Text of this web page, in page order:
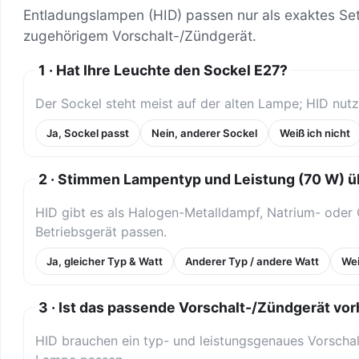
Entladungslampen (HID) passen nur als exaktes
zugehörigem Vorschalt-/Zündgerät.
1 · Hat Ihre Leuchte den Sockel E27?
Der Sockel steht meist auf der alten Lampe; HID
Ja, Sockel passt Nein, anderer Sockel Weiß ich nicht
2 · Stimmen Lampentyp und Leistung (70 W)
HID gibt es als Halogen-Metalldampf, Natrium-
Betriebsgerät passen.
Ja, gleicher Typ & Watt Anderer Typ / andere Watt
3 · Ist das passende Vorschalt-/Zündgerät
HID brauchen ein typ- und leistungsgenaues